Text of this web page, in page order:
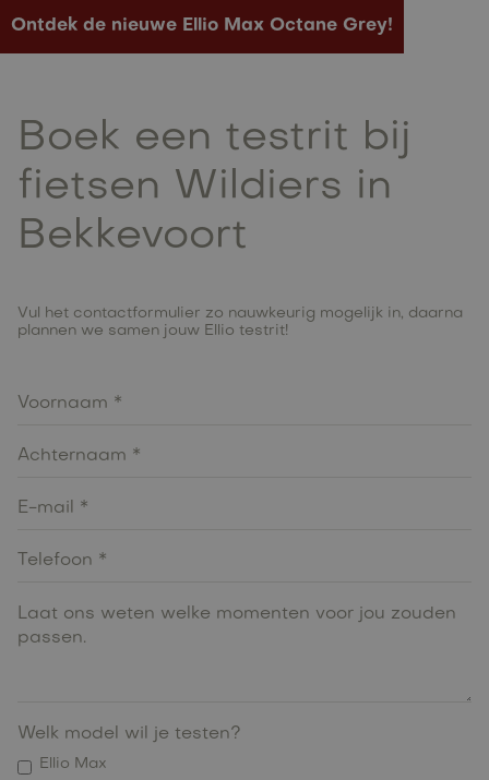
Ontdek de nieuwe Ellio Max Octane Grey!
Boek een testrit bij
fietsen Wildiers in
Bekkevoort
Vul het contactformulier zo nauwkeurig mogelijk in, daarna
plannen we samen jouw Ellio testrit!
Welk model wil je testen?
Ellio Max